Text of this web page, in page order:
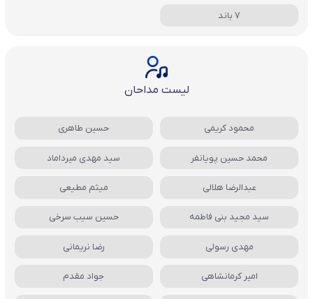
7 باند
لیست مداحان
محمود کریمی حسین طاهری
محمد حسین پویانفر سید مهدی میرداماد
عبدالرضا هلالی میثم مطیعی
سید مجید بنی فاطمه حسین سیب سرخی
مهدی رسولی رضا نریمانی
امیر کرمانشاهی جواد مقدم